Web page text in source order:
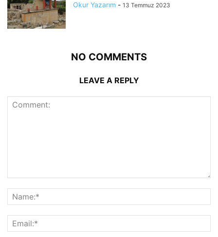
Okur Yazarım - 13 Temmuz 2023
NO COMMENTS
LEAVE A REPLY